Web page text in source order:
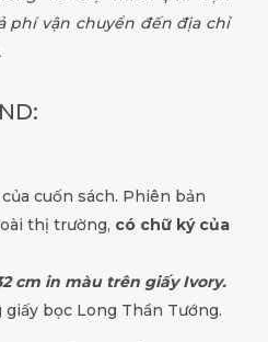
phí vận chuyển đến địa chỉ
cuốn sách. Phiên bản
thị trường, có chữ ký của
cm in màu trên giấy Ivory.
bọc Long Thần Tướng.